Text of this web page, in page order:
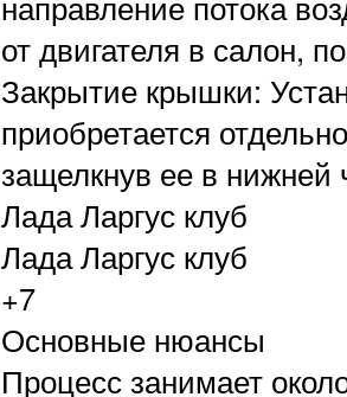
от двигателя в салон,
Закрытие крышки:
приобретается
защелкнув ее в нижней
Лада Ларгус клуб
Лада Ларгус клуб
+7
Основные нюансы
Процесс занимает